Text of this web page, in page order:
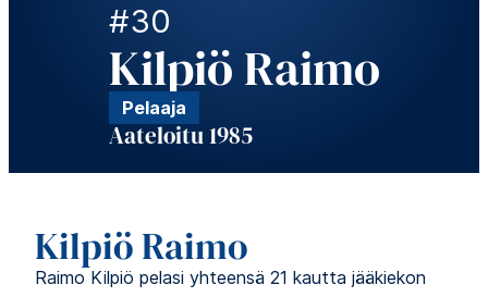
#30
Kilpiö Raimo
Pelaaja
Aateloitu 1985
Kilpiö Raimo
Raimo Kilpiö pelasi yhteensä 21 kautta jääkiekon